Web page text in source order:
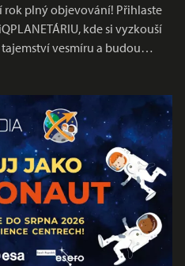
rok plný objevování! Přihlaste
kde si vyzkouší
vesmíru a budou…